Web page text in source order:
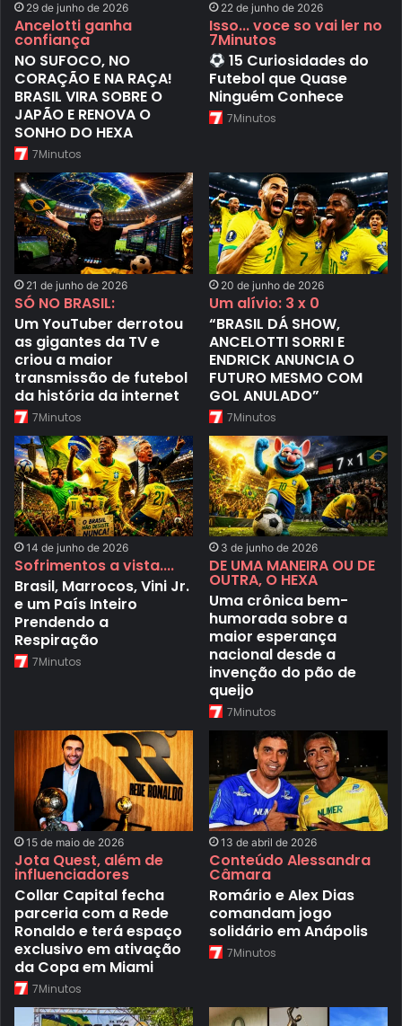
29 de junho de 2026
Ancelotti ganha
confiança
NO SUFOCO, NO
CORAÇÃO E NA RAÇA!
BRASIL VIRA SOBRE O
JAPÃO E RENOVA O
SONHO DO HEXA
7Minutos
22 de junho de 2026
Isso... voce so vai ler no
7Minutos
15 Curiosidades do
Futebol que Quase
Ninguém Conhece
7Minutos
21 de junho de 2026
SÓ NO BRASIL:
Um YouTuber derrotou
as gigantes da TV e
criou a maior
transmissão de futebol
da história da internet
7Minutos
20 de junho de 2026
Um alívio: 3 x 0
“BRASIL DÁ SHOW,
ANCELOTTI SORRI E
ENDRICK ANUNCIA O
FUTURO MESMO COM
GOL ANULADO”
7Minutos
14 de junho de 2026
Sofrimentos a vista....
Brasil, Marrocos, Vini Jr.
e um País Inteiro
Prendendo a
Respiração
7Minutos
3 de junho de 2026
DE UMA MANEIRA OU DE
OUTRA, O HEXA
Uma crônica bem-
humorada sobre a
maior esperança
nacional desde a
invenção do pão de
queijo
7Minutos
15 de maio de 2026
Jota Quest, além de
influenciadores
Collar Capital fecha
parceria com a Rede
Ronaldo e terá espaço
exclusivo em ativação
da Copa em Miami
7Minutos
13 de abril de 2026
Conteúdo Alessandra
Câmara
Romário e Alex Dias
comandam jogo
solidário em Anápolis
7Minutos